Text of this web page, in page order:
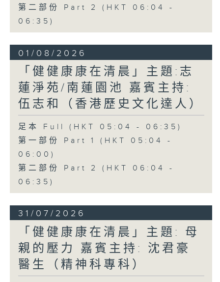
第二部份 Part 2 (HKT 06:04 -
06:35)
01/08/2026
「健健康康在清晨」主題:志
蓮淨苑/南蓮園池 嘉賓主持:
伍志和（香港歷史文化達人）
足本 Full (HKT 05:04 - 06:35)
第一部份 Part 1 (HKT 05:04 -
06:00)
第二部份 Part 2 (HKT 06:04 -
06:35)
31/07/2026
「健健康康在清晨」主題: 母
親的壓力 嘉賓主持: 沈君豪
醫生（精神科專科）